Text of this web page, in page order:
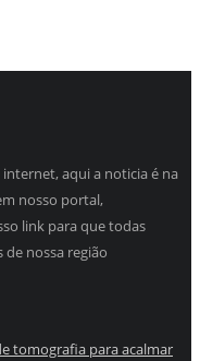
aqui a noticia é na
nosso portal,
link para que todas
nossa região
tomografia para acalmar